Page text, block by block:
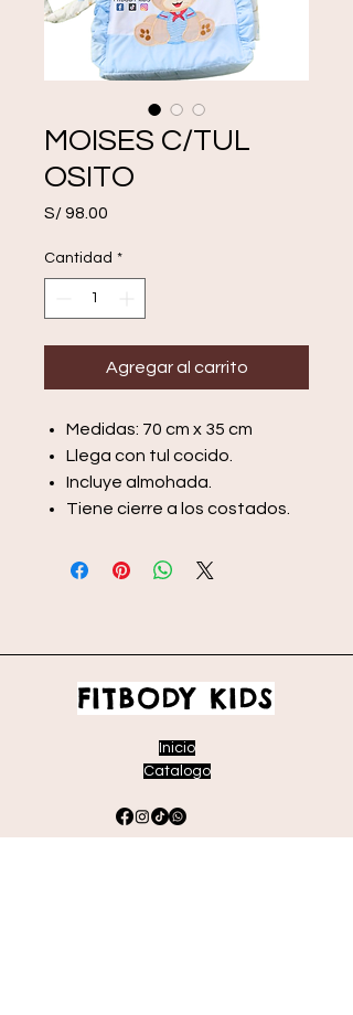
MOISES C/TUL
OSITO
S/ 98.00
Cantidad *
Agregar al carrito
Medidas: 70 cm x 35 cm
Llega con tul cocido.
Incluye almohada.
Tiene cierre a los costados.
FITBODY KIDS
Inicio
Catalogo